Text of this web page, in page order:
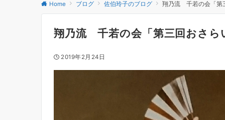
Home ブログ 佐伯玲子のブログ 翔乃流 千若の会「第
翔乃流 千若の会「第三回おさら
2019年2月24日